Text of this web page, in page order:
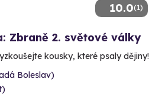
10.0(1)
Zbraně 2. světové války
kousky, které psaly dějiny!
Boleslav)